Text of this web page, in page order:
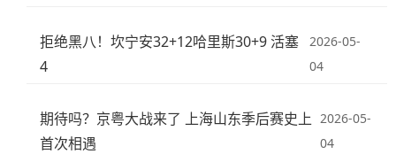
拒绝黑八！坎宁安32+12哈里斯30+9 活塞
4
2026-05-
04
期待吗？京粤大战来了 上海山东季后赛史上
首次相遇
2026-05-
04